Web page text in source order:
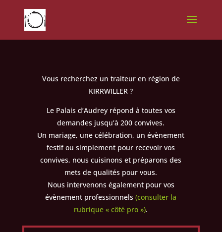
Vous recherchez un traiteur en région de
KIRRWILLER ?
Le Palais d’Audrey répond à toutes vos
demandes jusqu’à 200 convives.
Un mariage, une célébration, un évènement
festif ou simplement pour recevoir vos
convives, nous cuisinons et préparons des
mets de qualités pour vous.
Nous intervenons également pour vos
évènement professionnels(consulter la
rubrique « côté pro »).